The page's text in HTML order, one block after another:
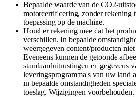
Bepaalde waarde van de CO2-
motorcertificering, zonder rekening
toepassing op de machine.
Houd er rekening mee dat het
verschillen. In bepaalde
weergegeven content/producten
Eveneens kunnen de getoonde
standaarduitrustingen en gegevens
leveringsprogramma's van uw land
in bepaalde omstandigheden
toeslag. Wijzigingen voorbehouden.